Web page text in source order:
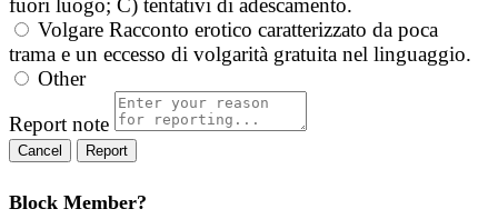
fuori luogo; C) tentativi di adescamento.
Volgare Racconto erotico caratterizzato da poca
trama e un eccesso di volgarità gratuita nel linguaggio.
Other
Report note
Report
Block Member?